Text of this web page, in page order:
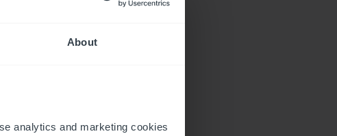
About
analytics and marketing cookies